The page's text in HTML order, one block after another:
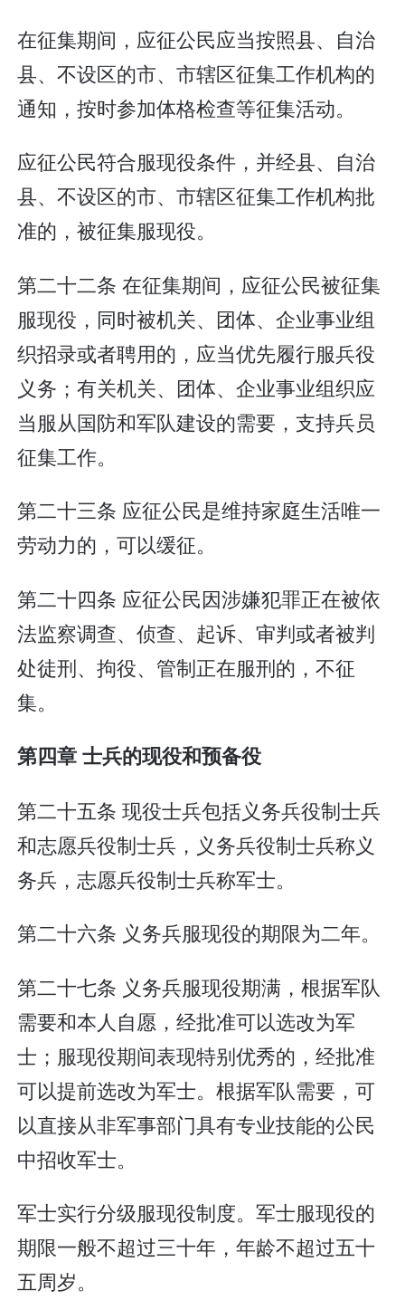
在征集期间，应征公民应当按照县、自治
县、不设区的市、市辖区征集工作机构的
通知，按时参加体格检查等征集活动。
应征公民符合服现役条件，并经县、自治
县、不设区的市、市辖区征集工作机构批
准的，被征集服现役。
第二十二条 在征集期间，应征公民被征集
服现役，同时被机关、团体、企业事业组
织招录或者聘用的，应当优先履行服兵役
义务；有关机关、团体、企业事业组织应
当服从国防和军队建设的需要，支持兵员
征集工作。
第二十三条 应征公民是维持家庭生活唯一
劳动力的，可以缓征。
第二十四条 应征公民因涉嫌犯罪正在被依
法监察调查、侦查、起诉、审判或者被判
处徒刑、拘役、管制正在服刑的，不征
集。
第四章 士兵的现役和预备役
第二十五条 现役士兵包括义务兵役制士兵
和志愿兵役制士兵，义务兵役制士兵称义
务兵，志愿兵役制士兵称军士。
第二十六条 义务兵服现役的期限为二年。
第二十七条 义务兵服现役期满，根据军队
需要和本人自愿，经批准可以选改为军
士；服现役期间表现特别优秀的，经批准
可以提前选改为军士。根据军队需要，可
以直接从非军事部门具有专业技能的公民
中招收军士。
军士实行分级服现役制度。军士服现役的
期限一般不超过三十年，年龄不超过五十
五周岁。